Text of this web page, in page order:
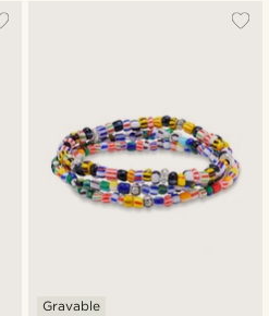
Gravable